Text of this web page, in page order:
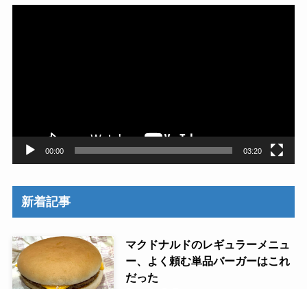
00:00 03:20
新着記事
マクドナルドのレギュラーメニュ
ー、よく頼む単品バーガーはこれ
だった